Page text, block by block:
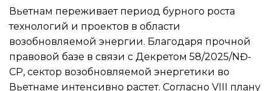
Вьетнам переживает период бурного роста
технологий и проектов в области
возобновляемой энергии. Благодаря прочной
правовой базе в связи с Декретом 58/2025/NĐ-
CP, сектор возобновляемой энергетики во
Вьетнаме интенсивно растет. Согласно VIII плану